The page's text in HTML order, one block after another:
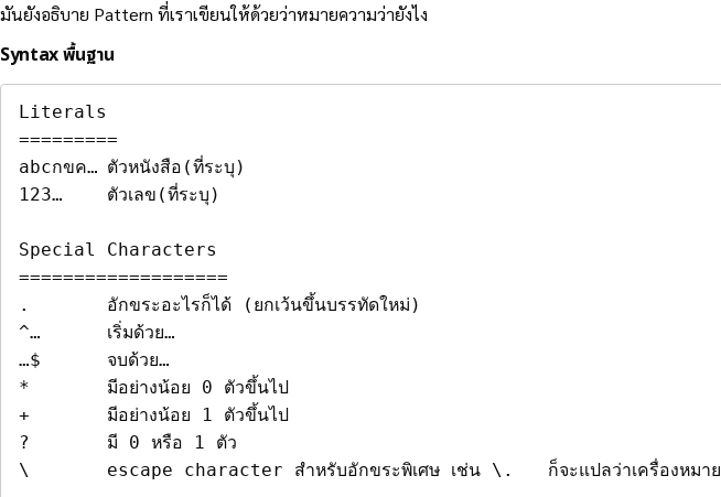
มันยังอธิบาย Pattern ที่เราเขียนให้ด้วยว่าหมายความว่ายังไง
Syntax พื้นฐาน
=========
abcกขค…	ตัวหนังสือ(ที่ระบุ)
123…	ตัวเลข(ที่ระบุ)
===================
.	อักขระอะไรก็ได้ (ยกเว้นขึ้นบรรทัดใหม่)
^…	เริ่มด้วย…
*
+
?	มี 0 หรือ 1 ตัว
\	escape character สำหรับอักขระพิเศษ เช่น \.	ก็จะแปลว่าเครื่องหมายจุด หรือ \* ก็จะแปลว่าเครื่องหมาย *